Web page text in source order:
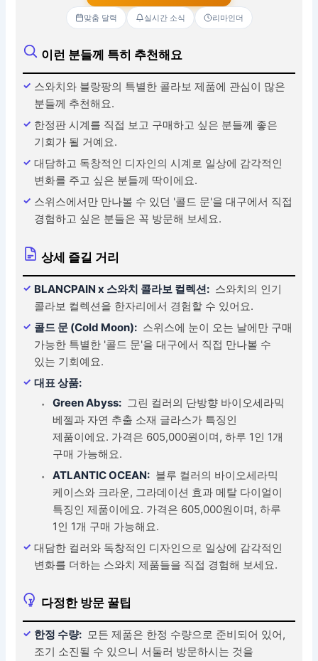
맞춤 달력 실시간 소식 리마인더
이런 분들께 특히 추천해요
스와치와 블랑팡의 특별한 콜라보 제품에 관심이 많은
분들께 추천해요.
한정판 시계를 직접 보고 구매하고 싶은 분들께 좋은
기회가 될 거예요.
대담하고 독창적인 디자인의 시계로 일상에 감각적인
변화를 주고 싶은 분들께 딱이에요.
스위스에서만 만나볼 수 있던 '콜드 문'을 대구에서 직접
경험하고 싶은 분들은 꼭 방문해 보세요.
상세 즐길 거리
BLANCPAIN x 스와치 콜라보 컬렉션: 스와치의 인기
콜라보 컬렉션을 한자리에서 경험할 수 있어요.
콜드 문 (Cold Moon): 스위스에 눈이 오는 날에만 구매
가능한 특별한 '콜드 문'을 대구에서 직접 만나볼 수
있는 기회예요.
대표 상품:
Green Abyss: 그린 컬러의 단방향 바이오세라믹
베젤과 자연 추출 소재 글라스가 특징인
제품이에요. 가격은 605,000원이며, 하루 1인 1개
구매 가능해요.
ATLANTIC OCEAN: 블루 컬러의 바이오세라믹
케이스와 크라운, 그라데이션 효과 메탈 다이얼이
특징인 제품이에요. 가격은 605,000원이며, 하루
1인 1개 구매 가능해요.
대담한 컬러와 독창적인 디자인으로 일상에 감각적인
변화를 더하는 스와치 제품들을 직접 경험해 보세요.
다정한 방문 꿀팁
한정 수량: 모든 제품은 한정 수량으로 준비되어 있어,
조기 소진될 수 있으니 서둘러 방문하시는 것을